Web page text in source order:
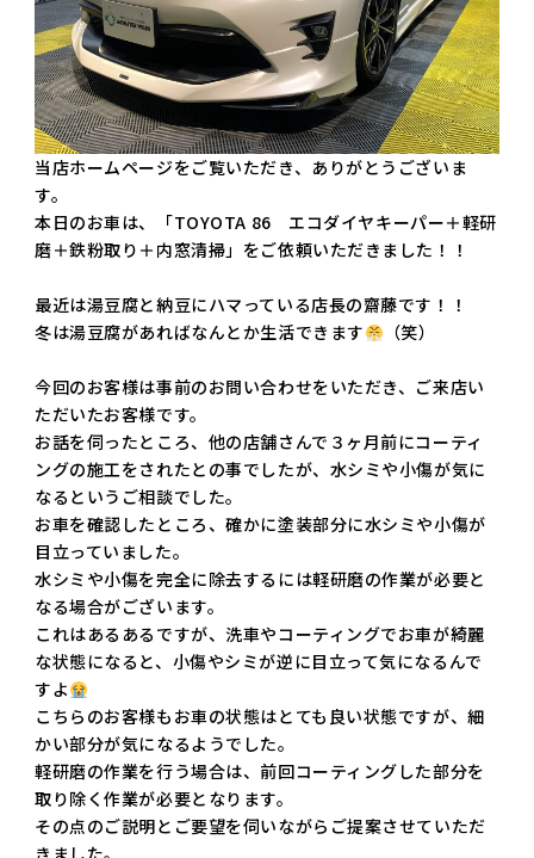
当店ホームページをご覧いただき、ありがとうございま
す。
本日のお車は、「TOYOTA 86 エコダイヤキーパー＋軽研
磨＋鉄粉取り＋内窓清掃」をご依頼いただきました！！
最近は湯豆腐と納豆にハマっている店長の齋藤です！！
冬は湯豆腐があればなんとか生活できます
（笑）
今回のお客様は事前のお問い合わせをいただき、ご来店い
ただいたお客様です。
お話を伺ったところ、他の店舗さんで３ヶ月前にコーティ
ングの施工をされたとの事でしたが、水シミや小傷が気に
なるというご相談でした。
お車を確認したところ、確かに塗装部分に水シミや小傷が
目立っていました。
水シミや小傷を完全に除去するには軽研磨の作業が必要と
なる場合がございます。
これはあるあるですが、洗車やコーティングでお車が綺麗
な状態になると、小傷やシミが逆に目立って気になるんで
すよ
こちらのお客様もお車の状態はとても良い状態ですが、細
かい部分が気になるようでした。
軽研磨の作業を行う場合は、前回コーティングした部分を
取り除く作業が必要となります。
その点のご説明とご要望を伺いながらご提案させていただ